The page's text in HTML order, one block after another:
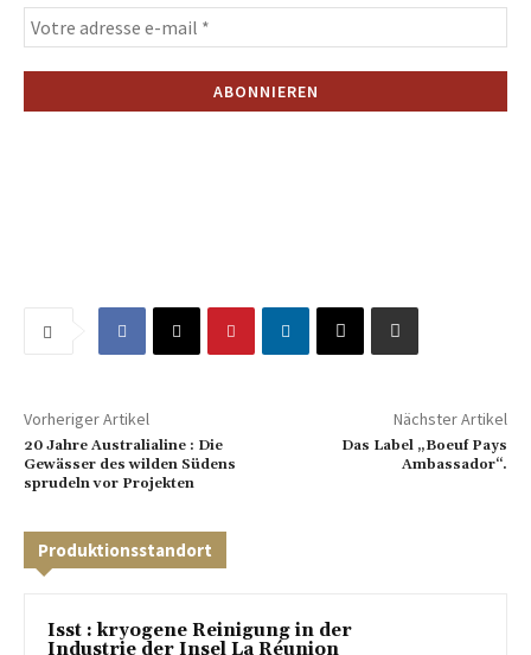
Vorheriger Artikel
20 Jahre Australialine : Die
Gewässer des wilden Südens
sprudeln vor Projekten
Nächster Artikel
Das Label „Boeuf Pays
Ambassador“.
Produktionsstandort
Isst : kryogene Reinigung in der
Industrie der Insel La Réunion